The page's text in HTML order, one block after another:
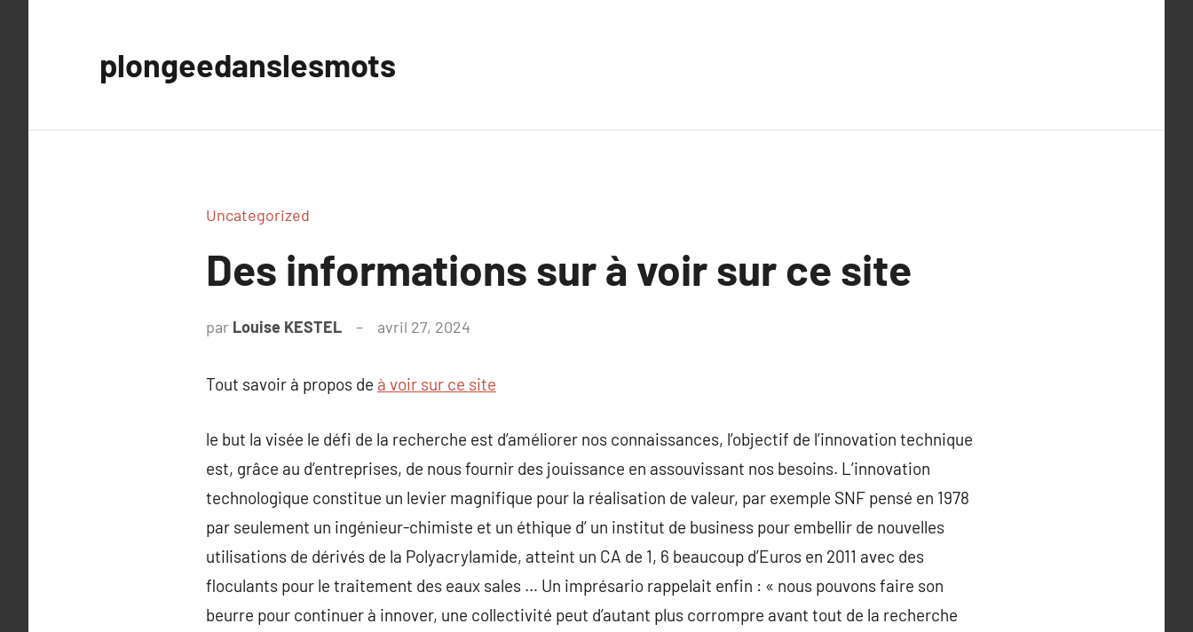
plongeedanslesmots
Uncategorized
Des informations sur à voir sur ce site
par Louise KESTEL avril 27, 2024
Tout savoir à propos de à voir sur ce site
le but la visée le défi de la recherche est d’améliorer nos connaissances, l’objectif de l’innovation technique
est, grâce au d’entreprises, de nous fournir des jouissance en assouvissant nos besoins. L’innovation
technologique constitue un levier magnifique pour la réalisation de valeur, par exemple SNF pensé en 1978
par seulement un ingénieur-chimiste et un éthique d’ un institut de business pour embellir de nouvelles
utilisations de dérivés de la Polyacrylamide, atteint un CA de 1, 6 beaucoup d’Euros en 2011 avec des
floculants pour le traitement des eaux sales … Un imprésario rappelait enfin : « nous pouvons faire son
beurre pour continuer à innover, une collectivité peut d’autant plus corrompre avant tout de la recherche